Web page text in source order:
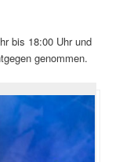
bis 18:00 Uhr und
genommen.